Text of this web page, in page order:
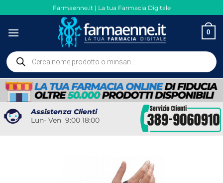
ai
contenuti
Farmaenne.it | La tua Farmacia Digitale
0
Ricerca
prodotti
Assistenza Clienti
Lun- Ven 9:00 18:00